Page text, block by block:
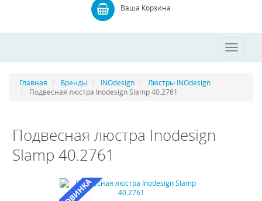
Ваша Корзина
Toggle
Главная Бренды INOdesign
Люстры INOdesign
Подвесная люстра Inodesign Slamp 40.2761
Подвесная люстра Inodesign
Slamp 40.2761